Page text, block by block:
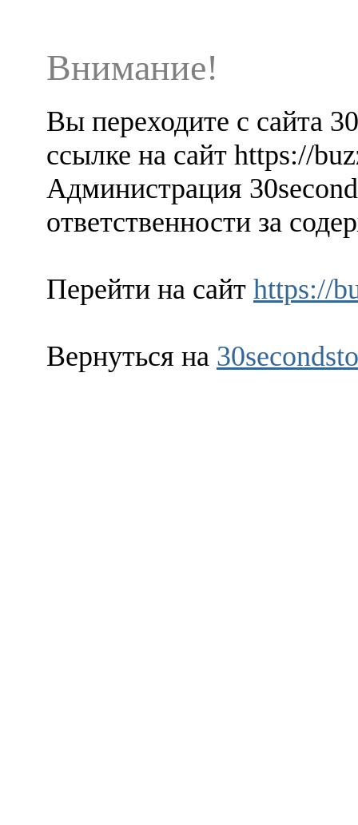
Внимание!
Вы переходите с сайта
ссылке на сайт https://
Администрация
ответственности за
Перейти на сайт https://
Вернуться на